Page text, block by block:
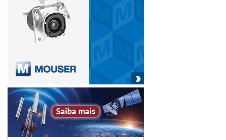
Em junho, o Amazonas registrou o total de 536 mil
empregos formais, com acréscimo de 5.199 ante abril, com
crescimento de 2,03% em relação a maio deste ano e
ar-condicionado
climatização
temperaturas recordes